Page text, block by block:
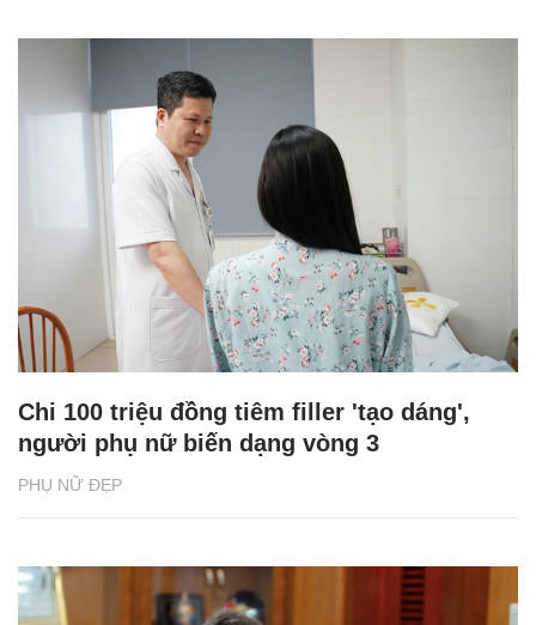
PHỤ NỮ ĐẸP
Chi 100 triệu đồng tiêm filler 'tạo dáng',
người phụ nữ biến dạng vòng 3